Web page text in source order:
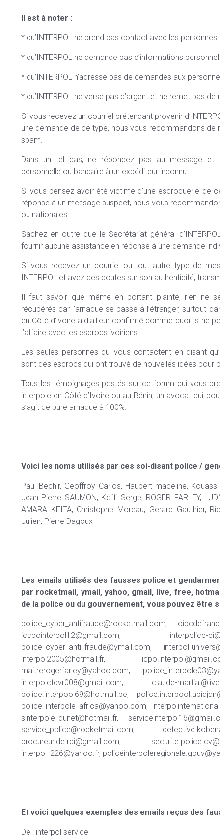
Il est à noter :
* qu’INTERPOL ne prend pas contact avec les personnes
* qu’INTERPOL ne demande pas d’informations
* qu’INTERPOL n’adresse pas de demandes aux
* qu’INTERPOL ne verse pas d’argent et ne remet pas
Si vous recevez un courriel prétendant provenir
une demande de ce type, nous vous recommandons
spam.
Dans un tel cas, ne répondez pas au message et
personnelle ou bancaire à un expéditeur inconnu.
Si vous pensez avoir été victime d’une escroquerie de
réponse à un message suspect, nous vous
ou nationales.
Sachez en outre que le Secrétariat général
fournir aucune assistance en réponse à une demande
Si vous recevez un courriel ou tout autre type de
INTERPOL et avez des doutes sur son authenticité,
Il faut savoir que même en portant plainte, rien ne
récupérés car l’arnaque se passe à l’étranger, surtout
en Côté d’ivoire a d’ailleur confirmé comme quoi ils ne
l’affaire avec les escrocs ivoiriens.
Les seules personnes qui vous contactent en disant
sont des escrocs qui ont trouvé de nouvelles idées pour
Tous les témoignages postés sur ce forum qui vous
interpole en Côté d’Ivoire ou au Bénin, un avocat qui
s’agit de pure arnaque à 100%.
Voici les noms utilisés par ces soi-disant police /
Paul Bechir, Geoffroy Carlos, Haubert maceline, Kouassi
Jean Pierre SAUMON, Koffi Serge, ROGER FARLEY,
AMARA KEITA, Christophe Moreau, Gerard Gauthier,
Julien, Pierre Dagoux
Les emails utilisés des fausses police et
par rocketmail, ymail, yahoo, gmail, live, free,
de la police ou du gouvernement, vous pouvez être
police_cyber_antifraude@rocketmail.com,
iccpointerpol12@gmail.com, interpolice-
police_cyber_anti_fraude@ymail.com, interpol-
interpol2005@hotmail.fr,
maitrerogerfarley@yahoo.com,
interpolctdvr008@gmail.com, claude-
police.interpool69@hotmail.be,
police_interpole_africa@yahoo.com,
sinterpole_dunet@hotmail.fr,
service_police@rocketmail.com,
procureur.de.rci@gmail.com,
interpol_226@yahoo.fr,
Et voici quelques exemples des emails reçus des
De : interpol service